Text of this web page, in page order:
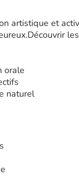
artistique et
orale
naturel